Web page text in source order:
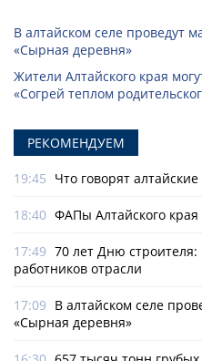
В алтайском селе проведут
«Сырная деревня»
Жители Алтайского края
«Согрей теплом
РЕКОМЕНДУЕМ
19:45 Что говорят
18:40 ФАПы Алтайского
17:49 70 лет Дню строителя:
работников отрасли
17:09 В алтайском селе
«Сырная деревня»